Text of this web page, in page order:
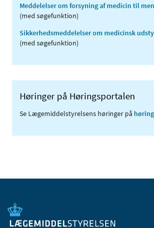
Meddelelser om forsyning af medicin til
(med søgefunktion)
Sikkerhedsmeddelelser om medicinsk
(med søgefunktion)
Høringer på Høringsportalen
Se Lægemiddelstyrelsens høringer på